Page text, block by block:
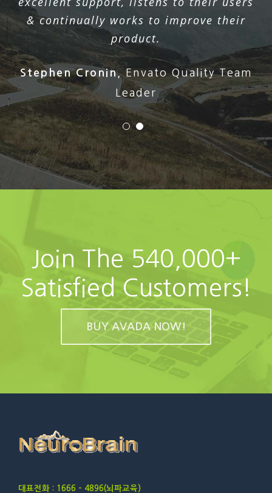
& continually works to improve their
product.
Stephen Cronin,Envato Quality Team
Leader
Join The 540,000+
Satisfied Customers!
BUY AVADA NOW!
대표전화 : 1666 – 4896(뇌파교육)